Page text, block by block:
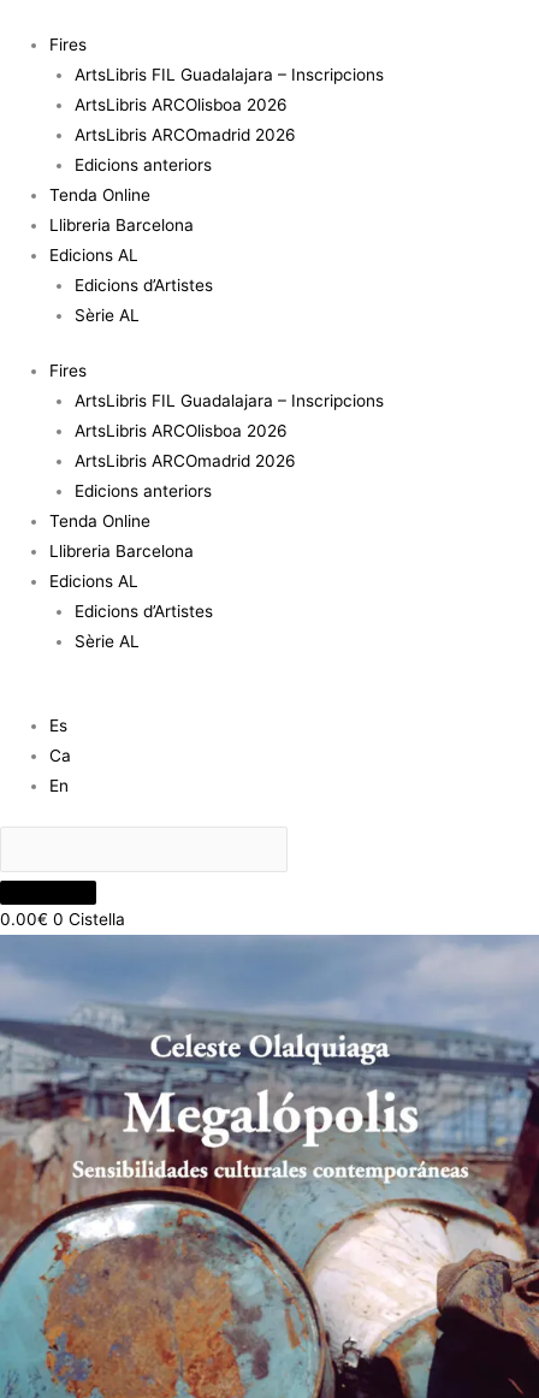
contingut
Fires
ArtsLibris FIL Guadalajara – Inscripcions
ArtsLibris ARCOlisboa 2026
ArtsLibris ARCOmadrid 2026
Edicions anteriors
Tenda Online
Llibreria Barcelona
Edicions AL
Edicions d’Artistes
Sèrie AL
Fires
ArtsLibris FIL Guadalajara – Inscripcions
ArtsLibris ARCOlisboa 2026
ArtsLibris ARCOmadrid 2026
Edicions anteriors
Tenda Online
Llibreria Barcelona
Edicions AL
Edicions d’Artistes
Sèrie AL
Es
Ca
En
0.00€ 0 Cistella